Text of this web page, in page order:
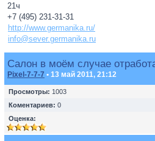
21ч
+7 (495) 231-31-31
http://www.germanika.ru/
info@sever.germanika.ru
Салон в моём случае
Pixel-7-7-7 • 13 май 2011, 21:12
Просмотры: 1003
Коментариев: 0
Оценка: